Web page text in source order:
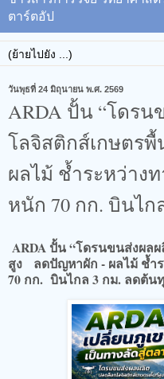
ตาร์ตอัป
วันพุธที่ 24 มิถุนายน พ.ศ. 2569
ARDA ปั้น “โดร
โลจิสติกส์เกษตร
ผลไม้ ช้ำระหว่าง
หนัก 70 กก. บินไก
ARDA ปั้น “โดรนขนส่งผล
สูง​ ลดปัญหาผัก - ผลไม้ ช้ำ
70 กก. บินไกล 3 กม. ลดต้น